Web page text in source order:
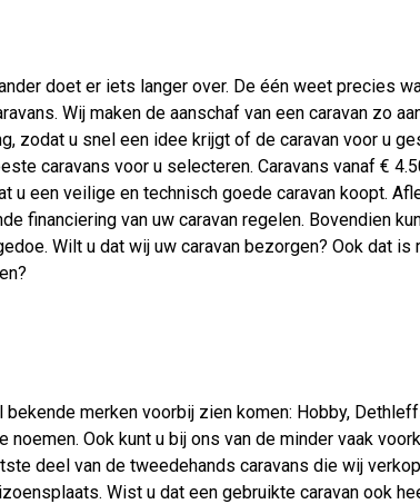
doet er iets langer over. De één weet precies
Wij maken de aanschaf van een caravan zo
zodat u snel een idee krijgt of de caravan voor u
caravans voor u selecteren. Caravans vanaf €
een veilige en technisch goede caravan koopt.
financiering van uw caravan regelen. Bovendien
Wilt u dat wij uw caravan bezorgen? Ook dat
merken voorbij zien komen: Hobby,
noemen. Ook kunt u bij ons van de minder vaak
deel van de tweedehands caravans die wij
Wist u dat een gebruikte caravan ook